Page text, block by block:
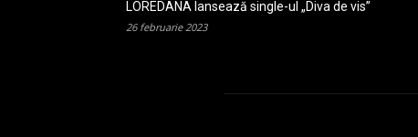
LOREDANA lansează single-ul „Diva de vis”
26 februarie 2023